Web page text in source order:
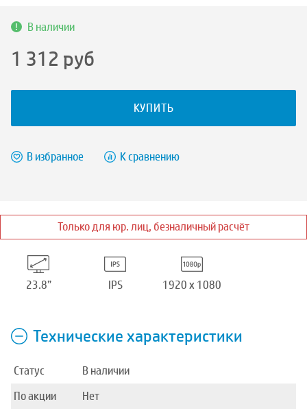
В наличии
1 312 руб
КУПИТЬ
В избранное К сравнению
Только для юр. лиц, безналичный расчёт
23.8” IPS 1920 x 1080
Технические характеристики
Статус
В наличии
По акции
Нет